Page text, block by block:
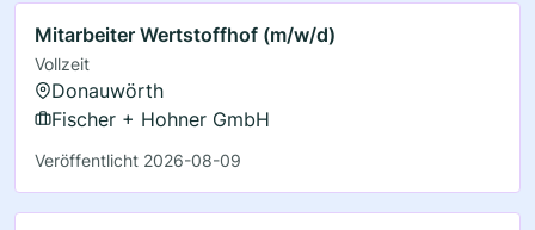
Mitarbeiter Wertstoffhof (m/w/d)
Vollzeit
Donauwörth
Fischer + Hohner GmbH
Veröffentlicht 2026-08-09